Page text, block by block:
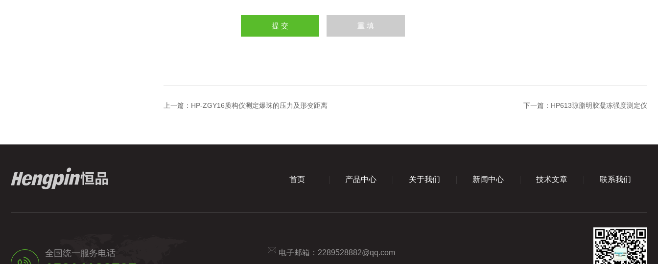
上一篇： HP-ZGY16质构仪测定爆珠的压力及形变距离 下一篇： HP613琼脂明胶凝冻强度测定仪
首页 产品中心 关于我们 新闻中心 技术文章 联系我们
全国统一服务电话 电子邮箱：2289528882@qq.com